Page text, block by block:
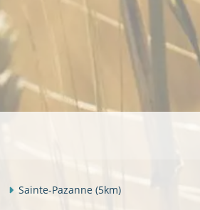
Sainte-Pazanne (5km)